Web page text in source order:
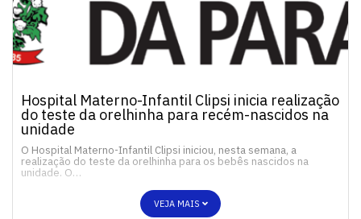
Hospital Materno-Infantil Clipsi inicia realização
do teste da orelhinha para recém-nascidos na
unidade
O Hospital Materno-Infantil Clipsi iniciou, nesta semana, a
realização do teste da orelhinha para os bebês nascidos na
unidade. O…
VEJA MAIS